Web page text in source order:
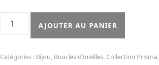
AJOUTER AU PANIER
Catégories : Bijou, Boucles d'oreilles, Collection Prisma,